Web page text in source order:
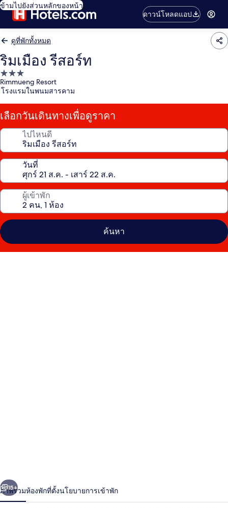
ข้ามไปยังส่วนหลักของหน้า
ดาวน์โหลดแอป
ดูที่พักทั้งหมด
ริมเมือง รีสอร์ท
ที่พัก
3.0
Rimmueng Resort
โรงแรมในพนมสารคาม
เลือกวันเดินทางเพื่อดูราคา
ไปไหนดี
วันที่
ผู้เข้าพัก
ค้นหา
า
ถัดไป
15+
ภาพรวมห้องพักที่ตั้งนโยบายการเข้าพัก